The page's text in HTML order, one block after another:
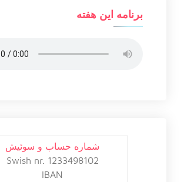
برنامه این هفته
شماره حساب و سوئیش
Swish nr. 1233498102
IBAN